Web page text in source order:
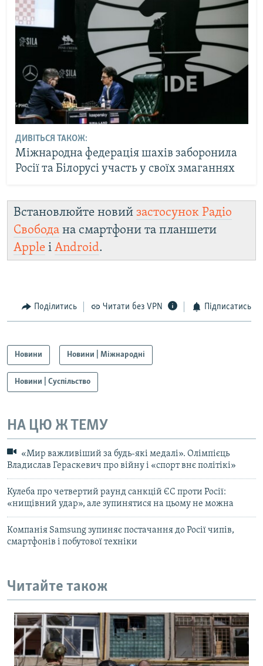
ДИВІТЬСЯ ТАКОЖ:
Міжнародна федерація шахів заборонила
Росії та Білорусі участь у своїх змаганнях
Встановлюйте новий застосунок Радіо
Свобода на смартфони та планшети
Apple і Android.
Поділитись Читати без VPN Підписатись
Новини Новини | Міжнародні
Новини | Суспільство
НА ЦЮ Ж ТЕМУ
«Мир важливіший за будь-які медалі». Олімпієць
Владислав Гераскевич про війну і «спорт внє політікі»
Кулеба про четвертий раунд санкцій ЄС проти Росії:
«нищівний удар», але зупинятися на цьому не можна
Компанія Samsung зупиняє постачання до Росії чипів,
смартфонів і побутової техніки
Читайте також